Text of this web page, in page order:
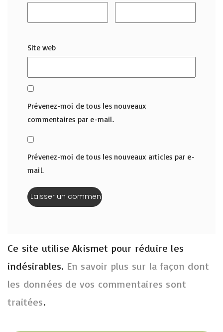
Site web
Prévenez-moi de tous les nouveaux
commentaires par e-mail.
Prévenez-moi de tous les nouveaux articles par e-
mail.
Ce site utilise Akismet pour réduire les
indésirables. En savoir plus sur la façon dont
les données de vos commentaires sont
traitées.